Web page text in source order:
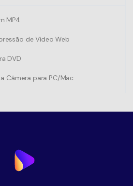
MP4
de Vídeo Web
DVD
Câmera para PC/Mac